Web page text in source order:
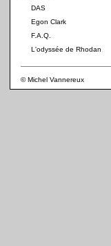
DAS
Egon Clark
F.A.Q.
L'odyssée de Rhodan
© Michel Vannereux